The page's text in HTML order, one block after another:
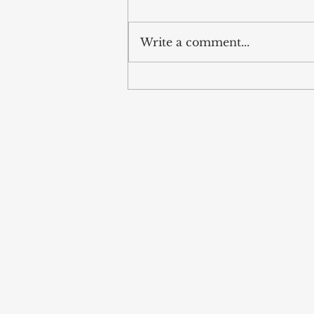
Write a comment...